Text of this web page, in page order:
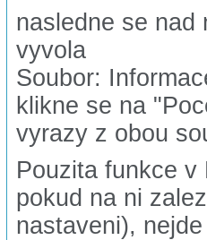
nasledne se nad
vyvola
Soubor:
klikne se na
vyrazy z obou
Pouzita funkce v
pokud na ni
nastaveni),